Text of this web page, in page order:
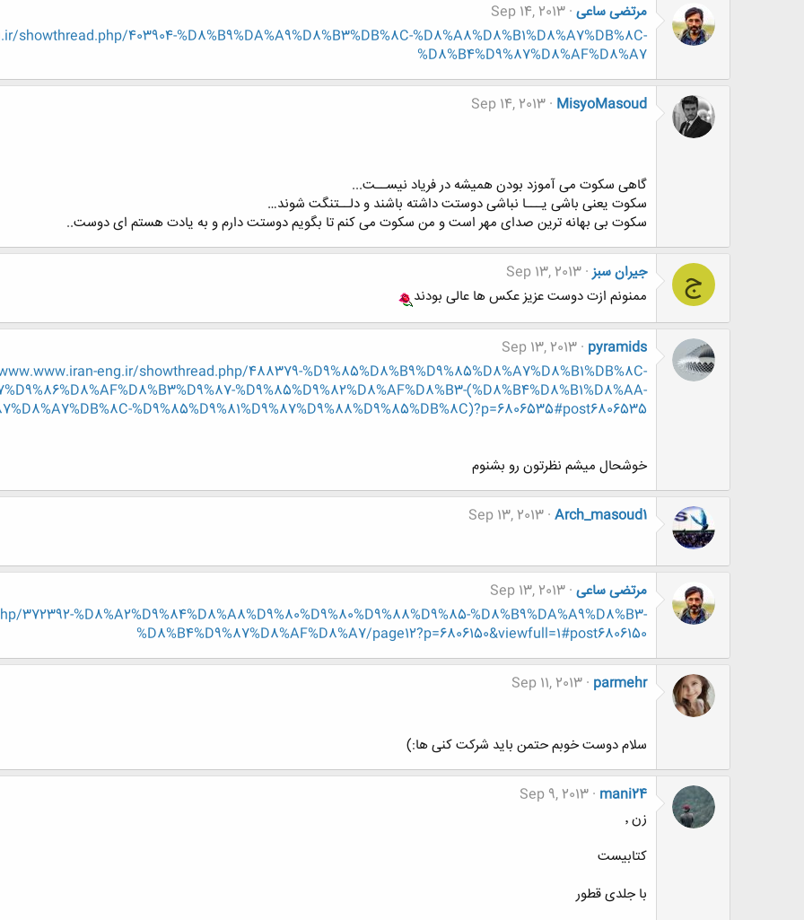
مرتضی ساعی Sep 14, 2013
403904-%D8%B9%DA%A9%D8%B3%DB%8C-%D8%A8%D8%B1%D8%A7%DB%8C-
%D8%B4%D9%87%D8%AF%D8%A7
MisyoMasoud
Sep 14, 2013
گاهى سکوت مى آموزد بودن همیشه در فریاد نیســت...
سکوت یعنى باشى یـــا نباشى دوستت داشته باشند و دلــتنگت شوند…
سکوت بی بهانه ترین صدای مهر است و من سکوت می کنم تا بگویم دوستت دارم و به یادت هستم ای دوست..
ج جیران سبز Sep 13, 2013
ممنونم ازت دوست عزیز عکس ها عالی بودند
pyramids
Sep 13, 2013
eng.ir/showthread.php/488379-%D9%85%D8%B9%D9%85%D8%A7%D8%B1%DB%8C-
%D9%85%D9%82%D8%AF%D8%B3-(%D8%B4%D8%B1%D8%AA-
%D9%85%D9%81%D9%87%D9%88%D9%85%DB%8C)?p=6806535#post6806535
خوشحال میشم نظرتون رو بشنوم
Arch_masoud1
Sep 13, 2013
مرتضی ساعی Sep 13, 2013
%D8%A2%D9%84%D8%A8%D9%80%D9%80%D9%88%D9%85-%D8%B9%DA%A9%D8%B3-
%D8%B4%D9%87%D8%AF%D8%A7/page12?p=6806150&viewfull=1#post6806150
parmehr
Sep 11, 2013
سلام دوست خوبم حتمن باید شرکت کنی ها:)
mani24
Sep 9, 2013
زن ٬
کتابیست
با جلدی قطور